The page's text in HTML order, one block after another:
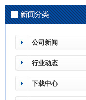
公司新闻
行业动态
下载中心